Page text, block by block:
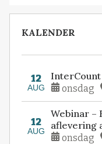
KALENDER
12
AUG
InterCount
onsdag
12
AUG
Webinar –
aflevering
onsdag